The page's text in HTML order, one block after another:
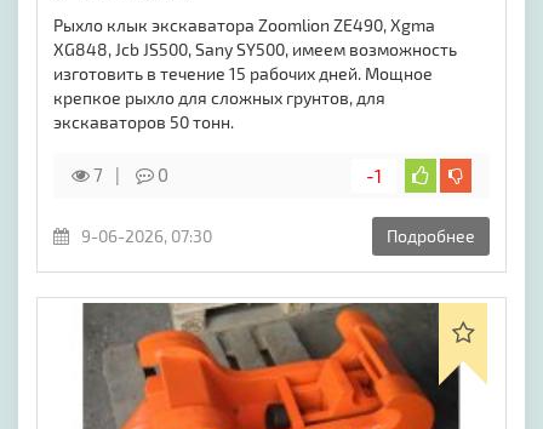
Рыхло клык экскаватора Zoomlion ZE490, Xgma
XG848, Jcb JS500, Sany SY500, имеем возможность
изготовить в течение 15 рабочих дней. Мощное
крепкое рыхло для сложных грунтов, для
экскаваторов 50 тонн.
7 0 -1
9-06-2026, 07:30 Подробнее